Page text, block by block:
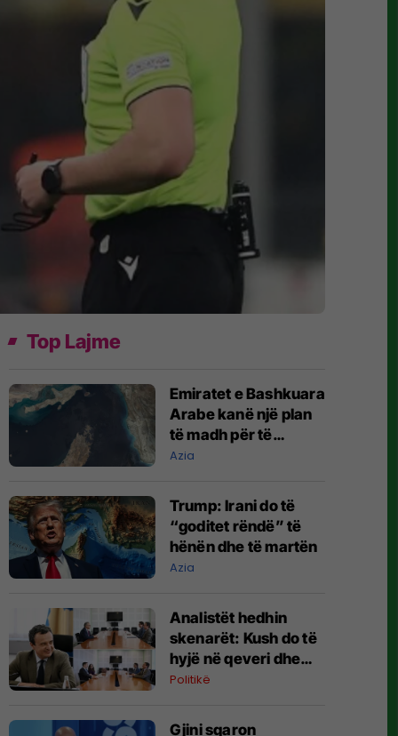
Top Lajme
Emiratet e Bashkuara
Arabe kanë një plan
të madh për të
anashkaluar
Hormuzit
Azia
Trump: Irani do të
“goditet rëndë” të
hënën dhe të martën
Azia
Analistët hedhin
skenarët: Kush do të
hyjë në qeveri dhe
kush rrezikon të
Politikë
Gjini sqaron